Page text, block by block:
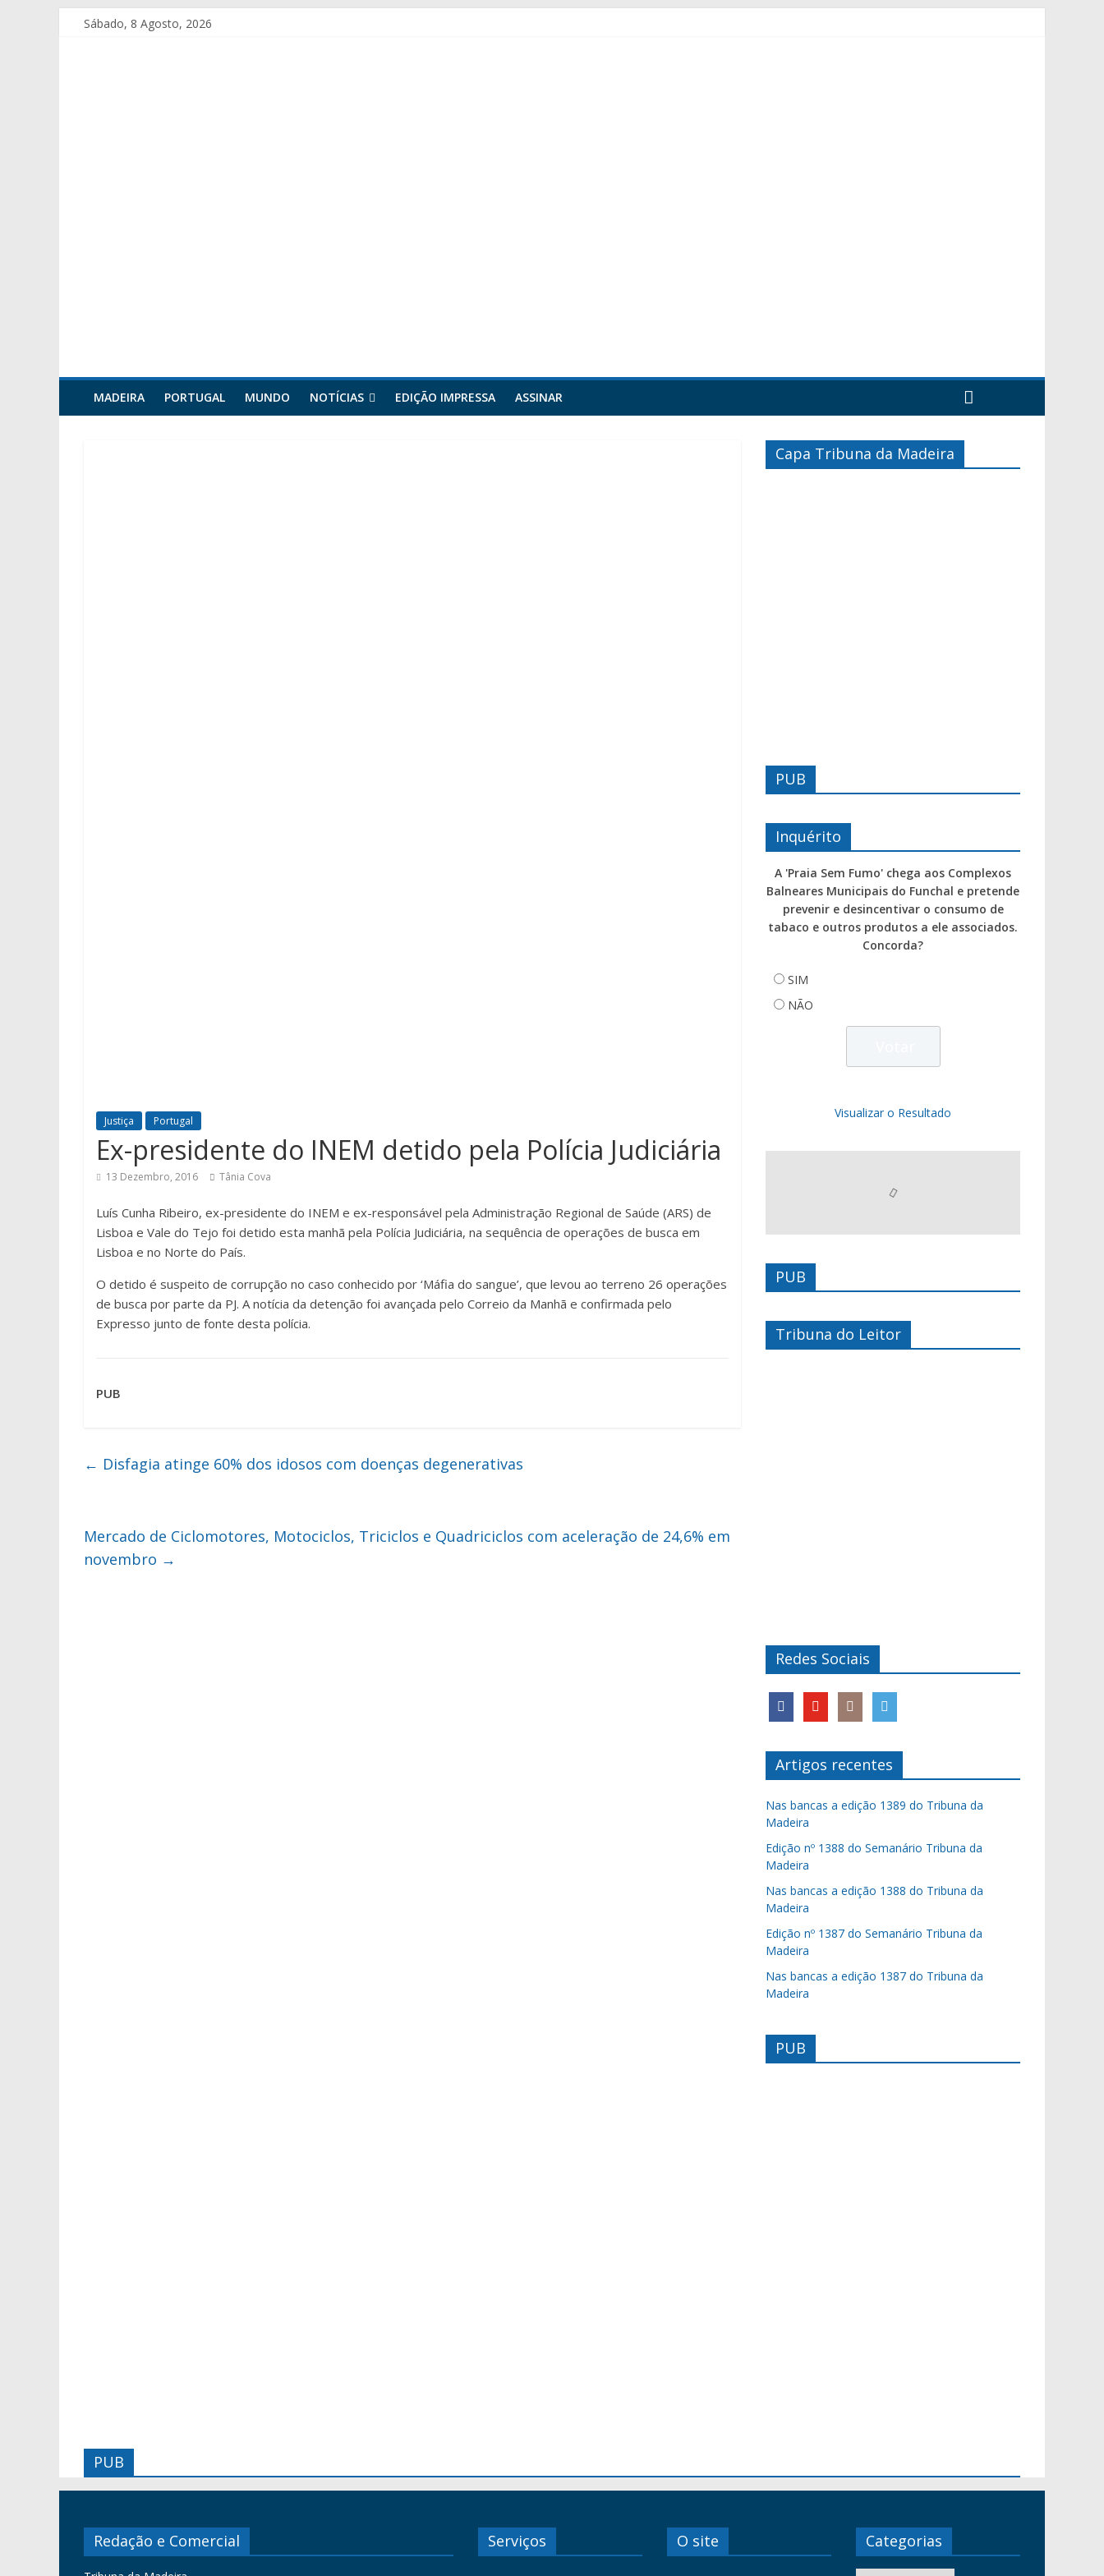
Sábado, 8 Agosto, 2026
MADEIRA PORTUGAL MUNDO NOTÍCIAS EDIÇÃO IMPRESSA ASSINAR
Justiça Portugal
Ex-presidente do INEM detido pela Polícia Judiciária
13 Dezembro, 2016 Tânia Cova
Luís Cunha Ribeiro, ex-presidente do INEM e ex-responsável pela Administração Regional de Saúde (ARS) de
Lisboa e Vale do Tejo foi detido esta manhã pela Polícia Judiciária, na sequência de operações de busca em
Lisboa e no Norte do País.
O detido é suspeito de corrupção no caso conhecido por ‘Máfia do sangue’, que levou ao terreno 26 operações
de busca por parte da PJ. A notícia da detenção foi avançada pelo Correio da Manhã e confirmada pelo
Expresso junto de fonte desta polícia.
PUB
← Disfagia atinge 60% dos idosos com doenças degenerativas
Mercado de Ciclomotores, Motociclos, Triciclos e Quadriciclos com aceleração de 24,6% em
novembro →
Capa Tribuna da Madeira
PUB
Inquérito
A 'Praia Sem Fumo' chega aos Complexos
Balneares Municipais do Funchal e pretende
prevenir e desincentivar o consumo de
tabaco e outros produtos a ele associados.
Concorda?
SIM
NÃO
Visualizar o Resultado
PUB
Tribuna do Leitor
Redes Sociais
Artigos recentes
Nas bancas a edição 1389 do Tribuna da
Madeira
Edição nº 1388 do Semanário Tribuna da
Madeira
Nas bancas a edição 1388 do Tribuna da
Madeira
Edição nº 1387 do Semanário Tribuna da
Madeira
Nas bancas a edição 1387 do Tribuna da
Madeira
PUB
PUB
Redação e Comercial Serviços O site Categorias